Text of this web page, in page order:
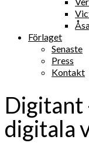
Förlaget
Senaste
Press
Kontakt
Digitant
digitala